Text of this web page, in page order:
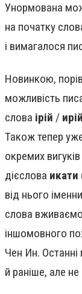
Унормована
на початку
і вимагалося
Новинкою,
можливість
слова ірій / ирій
Також тепер
окремих
дієслова икати
від нього
слова вживаємо
іншомовного
Чен Ин.
й раніше, але